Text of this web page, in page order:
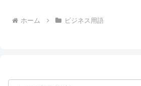
ホーム ビジネス用語